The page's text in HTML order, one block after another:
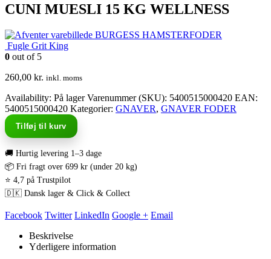
CUNI MUESLI 15 KG WELLNESS
BURGESS HAMSTERFODER
Fugle Grit King
0 out of 5
260,00 kr. inkl. moms
Availability: På lager Varenummer (SKU): 5400515000420 EAN:
5400515000420 Kategorier: GNAVER, GNAVER FODER
Tilføj til kurv
🚚 Hurtig levering 1–3 dage
📦 Fri fragt over 699 kr (under 20 kg)
⭐ 4,7 på Trustpilot
🇩🇰 Dansk lager & Click & Collect
Facebook Twitter LinkedIn Google + Email
Beskrivelse
Yderligere information